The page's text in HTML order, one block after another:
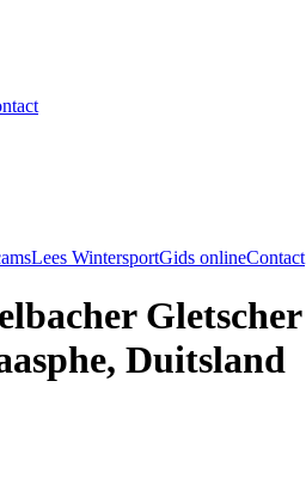
Lees WintersportGids onlineContact
Gletscher
Duitsland